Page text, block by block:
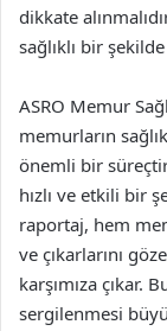
dikkate
sağlıklı bir
ASRO Memur
memurların
önemli bir
hızlı ve etkili bir
raportaj, hem
ve çıkarlarını
karşımıza çıkar.
sergilenmesi